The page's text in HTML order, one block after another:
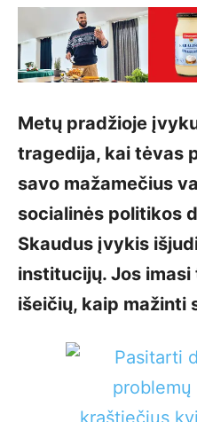
Metų pradžioje
tragedija, kai tėvas
savo mažamečius
socialinės politikos
Skaudus įvykis
institucijų. Jos
išeičių, kaip mažinti